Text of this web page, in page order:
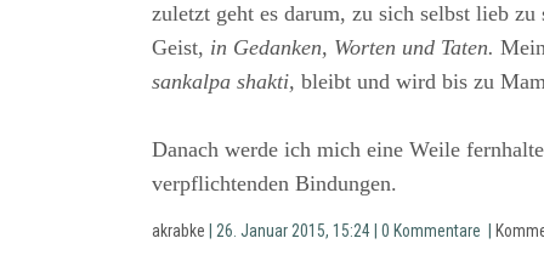
zuletzt geht es darum, zu sich selbst lieb
Geist, in Gedanken, Worten und Taten.
sankalpa shakti, bleibt und wird bis zu
Danach werde ich mich eine Weile
verpflichtenden Bindungen.
akrabke | 26. Januar 2015, 15:24 | 0 Kommentare |